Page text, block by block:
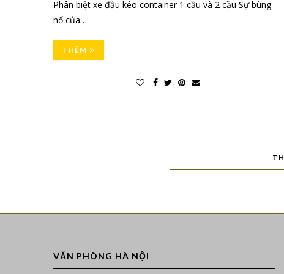
Phân biệt xe đầu kéo container 1 cầu và 2 cầu Sự bùng
nổ của…
THÊM
VĂN PHÒNG HÀ NỘI